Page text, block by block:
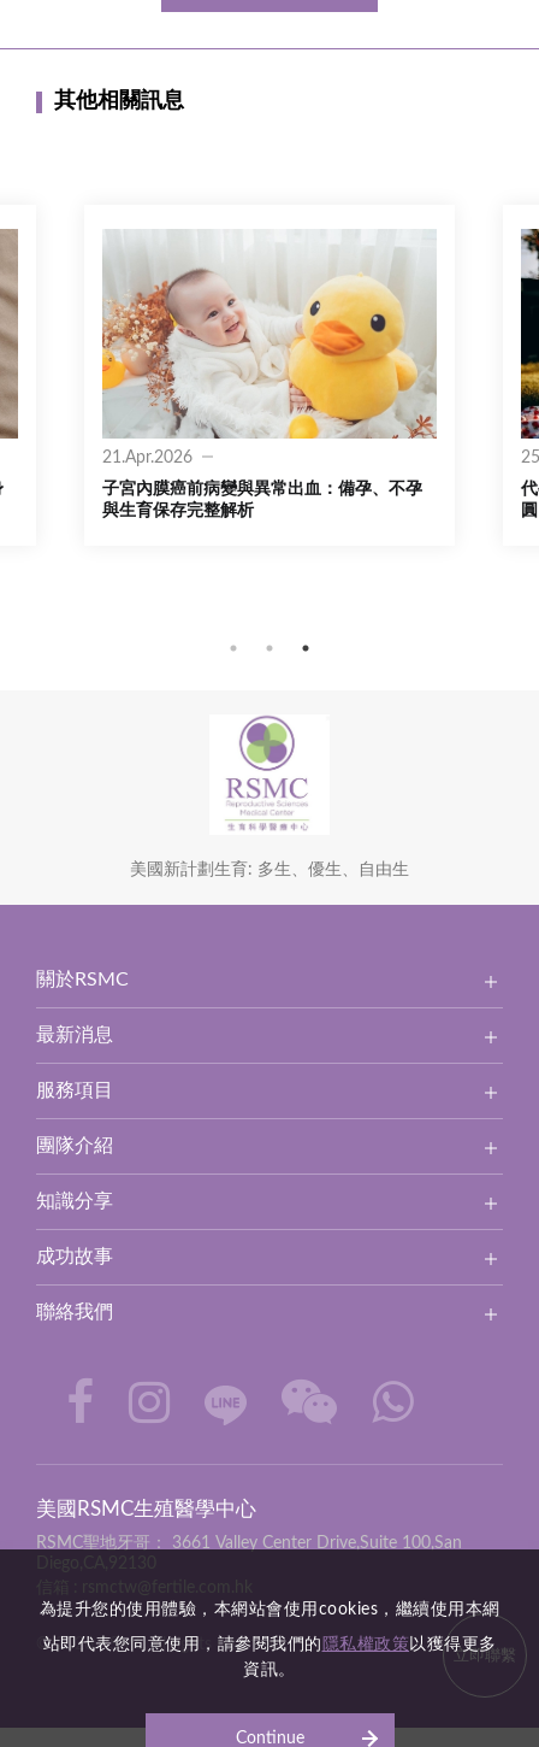
其他相關訊息
21.Apr.2026
子宮內膜癌前病變與異常出血：備孕、不孕
與生育保存完整解析
美國新計劃生育: 多生、優生、自由生
關於RSMC
最新消息
服務項目
團隊介紹
知識分享
成功故事
聯絡我們
美國RSMC生殖醫學中心
RSMC聖地牙哥：
3661 Valley Center Drive,Suite 100,San
Diego,CA,92130
信箱
rsmctw@fertile.com.hk
© 2026 RSMC all rights reserved.
立即聯繫
為提升您的使用體驗，本網站會使用cookies，繼續使用本網
站即代表您同意使用，請參閱我們的 隱私權政策 以獲得更多
資訊。
Continue